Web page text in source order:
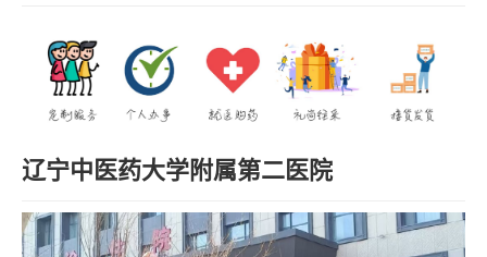
面向个人
面向企业
服务指南
跑腿网店
辽宁中医药大学附属第二医院